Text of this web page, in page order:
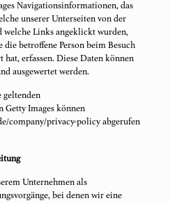
Navigationsinformationen, das
unserer Unterseiten von der
welche Links angeklickt wurden,
betroffene Person beim Besuch
hat, erfassen. Diese Daten können
ausgewertet werden.
geltenden
Getty Images können
company/privacy-policy abgerufen
Unternehmen als
bei denen wir eine